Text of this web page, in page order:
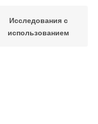
Исследования с
использованием